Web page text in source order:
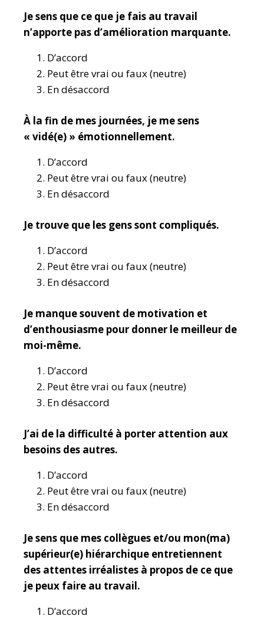
Je sens que ce que je fais au travail
n’apporte pas d’amélioration marquante.
D’accord
Peut être vrai ou faux (neutre)
En désaccord
À la fin de mes journées, je me sens
« vidé(e) » émotionnellement.
D’accord
Peut être vrai ou faux (neutre)
En désaccord
Je trouve que les gens sont compliqués.
D’accord
Peut être vrai ou faux (neutre)
En désaccord
Je manque souvent de motivation et
d’enthousiasme pour donner le meilleur de
moi-même.
D’accord
Peut être vrai ou faux (neutre)
En désaccord
J’ai de la difficulté à porter attention aux
besoins des autres.
D’accord
Peut être vrai ou faux (neutre)
En désaccord
Je sens que mes collègues et/ou mon(ma)
supérieur(e) hiérarchique entretiennent
des attentes irréalistes à propos de ce que
je peux faire au travail.
D’accord